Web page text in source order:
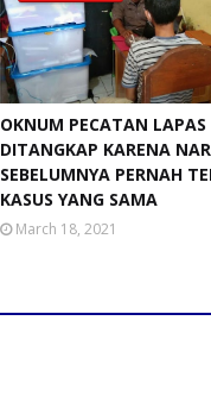
OKNUM PECATAN LAPAS
DITANGKAP KARENA
SEBELUMNYA PERNAH
KASUS YANG SAMA
March 18, 2021